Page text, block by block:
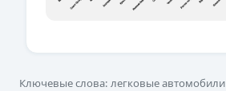
Ключевые слова: легковые автомобили